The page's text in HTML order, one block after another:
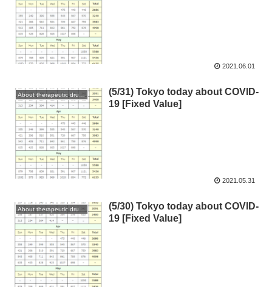
2021.06.01
About therapeutic drugs and vaccines
(5/31) Tokyo today about COVID-
19 [Fixed Value]
2021.05.31
About therapeutic drugs and vaccines
(5/30) Tokyo today about COVID-
19 [Fixed Value]